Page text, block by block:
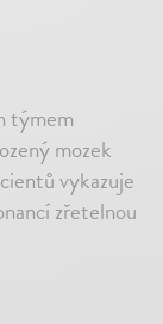
týmem
mozek
vykazuje
zřetelnou